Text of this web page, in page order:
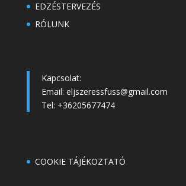
EDZÉSTERVEZÉS
RÓLUNK
Kapcsolat:
Email: eljszeressfuss@gmail.com
Tel: +36205677474
COOKIE TÁJÉKOZTATÓ